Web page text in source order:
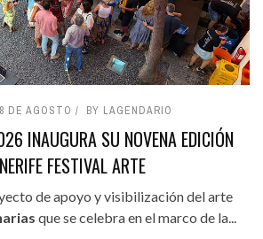
8 DE AGOSTO BY LAGENDARIO
INAUGURA SU NOVENA EDICIÓN
FESTIVAL ARTE
de apoyo y visibilización del arte
que se celebra en el marco de la...